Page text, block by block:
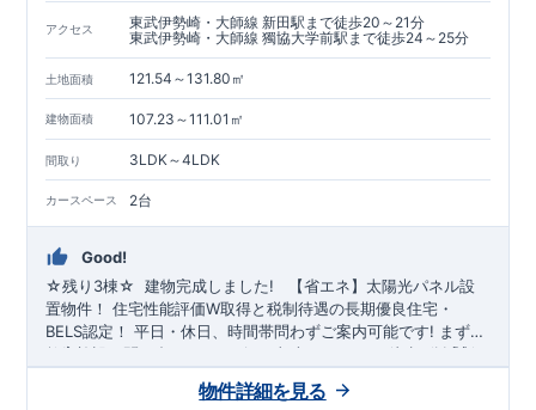
策/３維持管理性 ４住宅面積/５省エネルギー性/６居住環境/７
持保全管理​ ​■住宅性能評価ダブル取得​スマートフォンで見やす
い特設サイトはこちら★​物件のご案内は、
です☆​スムーズにご案内が可能♪​お気軽にお問い合わせくださ
い♪
お問い合わせお待ちしております
※未完成の場合は、現地確認の他に近くにある同仕様の完成物
件をご案内致します。
アクセス
東武伊勢崎・大師線 新田駅まで徒歩20～21分
東武伊勢崎・大師線 獨協大学前駅まで徒歩24～25分
土地面積 121.54～131.80㎡
建物面積 107.23～111.01㎡
間取り 3LDK～4LDK
カースペース 2台
Good!
☆残り 3棟☆ ​ ​建物完成しました!
【省エネ】太陽光パネル設
置物件！ 住宅性能評価W取得と税制待遇の長期優良住宅・
BELS認定！ 平日・休日、時間帯問わずご案内可能です! まずは
お気軽にお問い合わせください!
東武スカイツリーライン「新
◎物件のポイント 敷地は、36坪～
教育施設、スーパー、コンビニ、クリニックなど 徒歩7分 以内
（号棟による）​・勉強や仕事用に便利な空
物件詳細を見る